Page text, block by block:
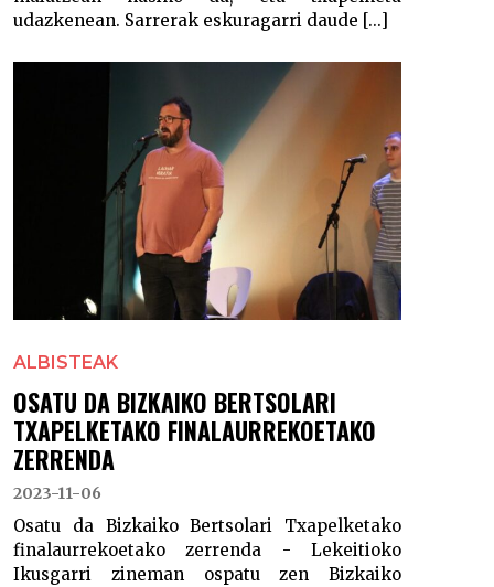
udazkenean. Sarrerak eskuragarri daude [...]
ALBISTEAK
OSATU DA BIZKAIKO BERTSOLARI
TXAPELKETAKO FINALAURREKOETAKO
ZERRENDA
2023-11-06
Osatu da Bizkaiko Bertsolari Txapelketako
finalaurrekoetako zerrenda - Lekeitioko
Ikusgarri zineman ospatu zen Bizkaiko